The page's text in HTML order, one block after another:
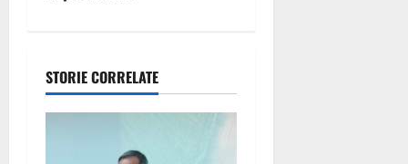
o
STORIE CORRELATE